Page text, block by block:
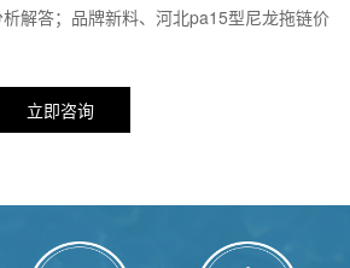
解答；品牌新料、河北pa15型尼龙拖链价
立即咨询